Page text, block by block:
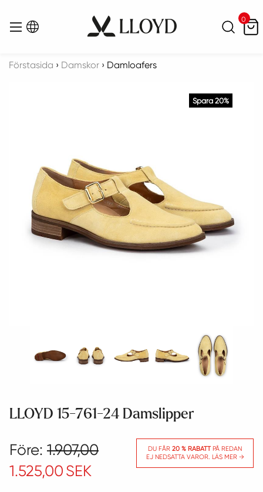
Menu
Sök 0
Förstasida › Damskor › Damloafers
Spara 20%
LLOYD 15-761-24 Damslipper
Före: 1.907,00
1.525,00 SEK
DU FÅR 20 % RABATTPÅ REDAN
EJ NEDSATTA VAROR. LÄS MER →